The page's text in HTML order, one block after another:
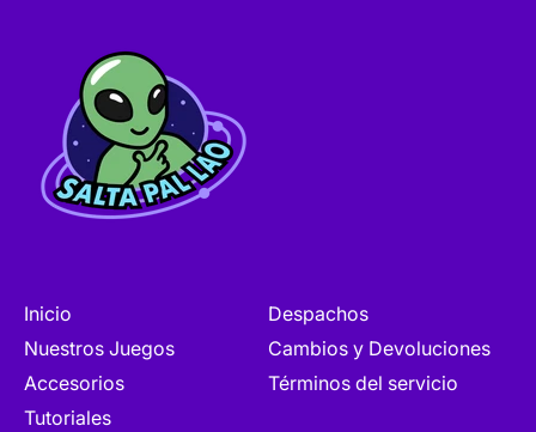
Inicio
Nuestros Juegos
Accesorios
Tutoriales
Despachos
Cambios y Devoluciones
Términos del servicio